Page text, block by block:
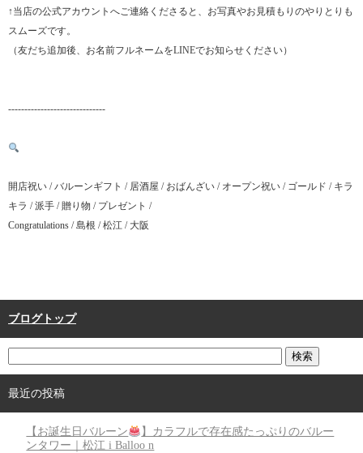
↑当店の公式アカウントへご連絡くださると、お写真やお見積もりのやりとりも
スムーズです。
（友だち追加後、お名前フルネームをLINEでお知らせください）
------------------------------
開店祝い / バルーンギフト / 居酒屋 / おばんざい / オープン祝い / ゴールド / キラ
キラ / 派手 / 贈り物 / プレゼント /
Congratulations / 島根 / 松江 / 大阪
ブログトップ
最近の投稿
【お誕生日バルーン
】カラフルで存在感たっぷりのバルー
ンタワー｜松江 i Balloo n